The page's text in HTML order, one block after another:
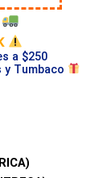
a $250
Tumbaco